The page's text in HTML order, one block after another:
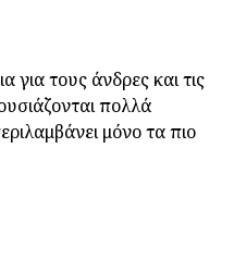
τους άνδρες και τις
πολλά
μόνο τα πιο